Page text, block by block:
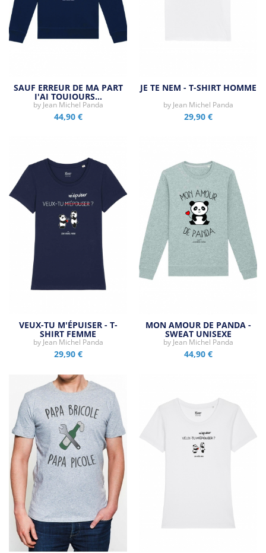
SAUF ERREUR DE MA PART
J'AI TOUJOURS…
by Jean Michel Panda
44,90 €
JE TE NEM - T-SHIRT HOMME
by Jean Michel Panda
29,90 €
VEUX-TU M'ÉPUISER - T-
SHIRT FEMME
by Jean Michel Panda
29,90 €
MON AMOUR DE PANDA -
SWEAT UNISEXE
by Jean Michel Panda
44,90 €